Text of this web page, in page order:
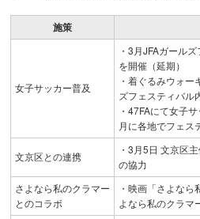
施策
女子サッカー普及
・3月JFAガール
を開催（延期）
・着ぐるみウォ
ズフェスティバル
・47FAにて女子
月に各地でフェス
文京区との連携
・3月5日 文京区
の協力
さよなら私のクラマー
とのコラボ
・映画「さよな
よなら私のクラマ